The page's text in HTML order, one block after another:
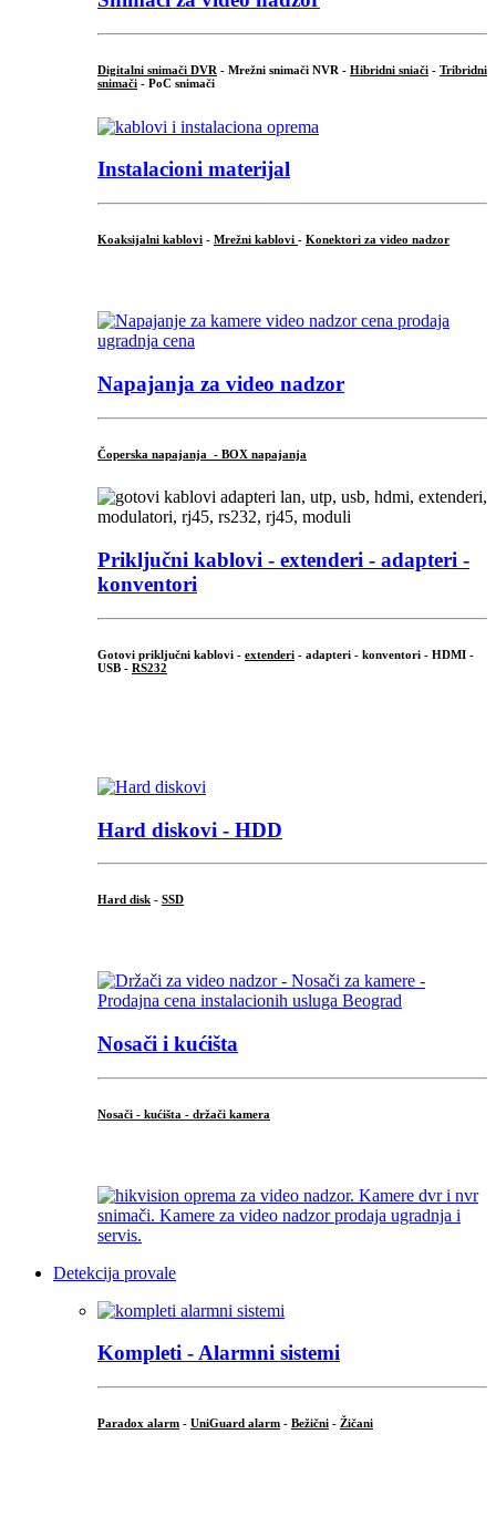
Digitalni snimači DVR - Mrežni snimači NVR - Hibridni sniači - Tribridni
snimači - PoC snimači
Instalacioni materijal
Koaksijalni kablovi - Mrežni kablovi - Konektori za video nadzor
Napajanja za video nadzor
Čoperska napajanja - BOX napajanja
Priključni kablovi - extenderi - adapteri -
konventori
Gotovi priključni kablovi - extenderi - adapteri - konventori - HDMI -
USB - RS232
Hard diskovi - HDD
Hard disk - SSD
Nosači i kućišta
Nosači - kućišta - držači kamera
Detekcija provale
Kompleti - Alarmni sistemi
Paradox alarm - UniGuard alarm - Bežični - Žičani